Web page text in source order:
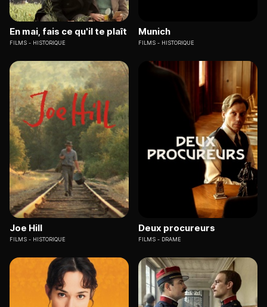
En mai, fais ce qu'il te plaît
FILMS HISTORIQUE
Munich
FILMS HISTORIQUE
Joe Hill
FILMS HISTORIQUE
Deux procureurs
FILMS DRAME